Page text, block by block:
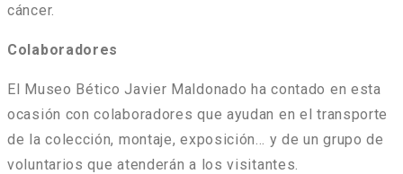
cáncer.
Colaboradores
El Museo Bético Javier Maldonado ha contado en esta
ocasión con colaboradores que ayudan en el transporte
de la colección, montaje, exposición… y de un grupo de
voluntarios que atenderán a los visitantes.